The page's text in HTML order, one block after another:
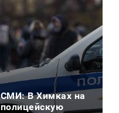
СМИ: В Химках на
полицейскую